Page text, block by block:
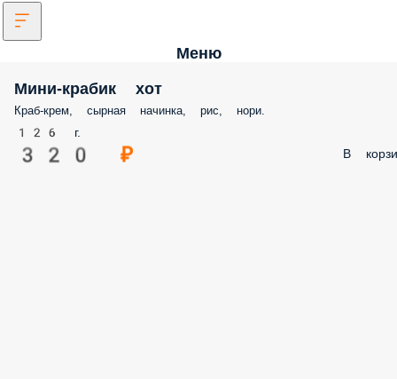
Меню
Мини-крабик хот
Краб-крем, сырная начинка, рис, нори.
126 г.
320 ₽ В